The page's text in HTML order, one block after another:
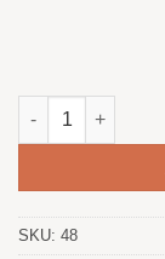
Lobo cantidad
SKU: 48